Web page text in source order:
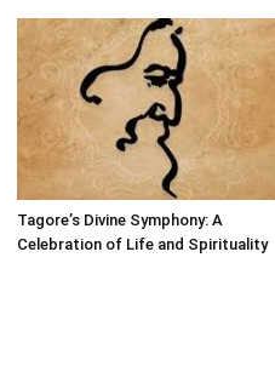
Tagore’s Divine Symphony: A
Celebration of Life and Spirituality